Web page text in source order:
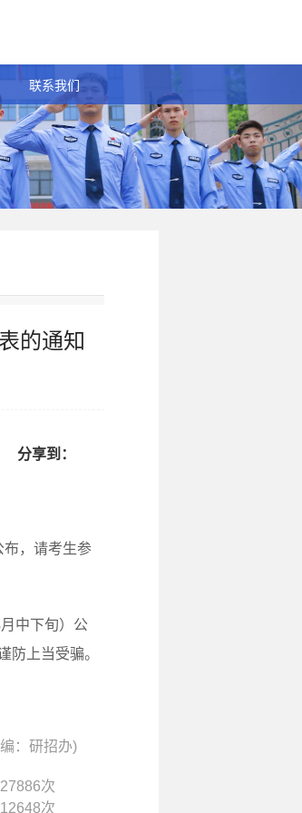
联系我们
的通知
分享到：
布，请考生参
中下旬）公
防上当受骗。
：研招办)
27886次
12648次